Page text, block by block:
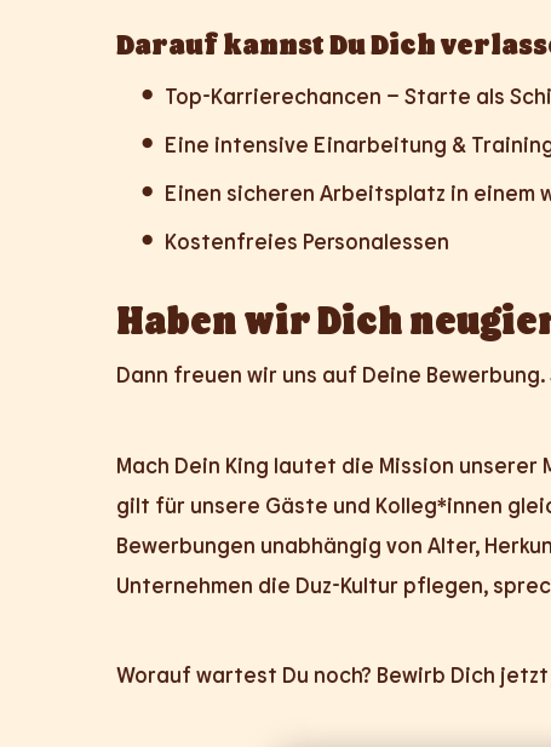
Darauf kannst Du Dich
Top-Karrierechancen – Starte als
Eine intensive Einarbeitung &
Einen sicheren Arbeitsplatz in einem
Kostenfreies Personalessen
Haben wir Dich
Dann freuen wir uns auf Deine
Mach Dein King lautet die Mission unserer
gilt für unsere Gäste und Kolleg*innen
Bewerbungen unabhängig von Alter,
Unternehmen die Duz-Kultur pflegen,
Worauf wartest Du noch? Bewirb Dich